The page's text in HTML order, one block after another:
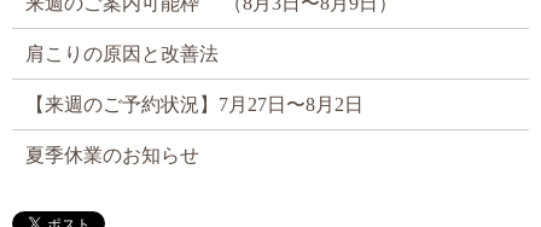
肩こりの原因と改善法
【来週のご予約状況】7月27日〜8月2日
夏季休業のお知らせ